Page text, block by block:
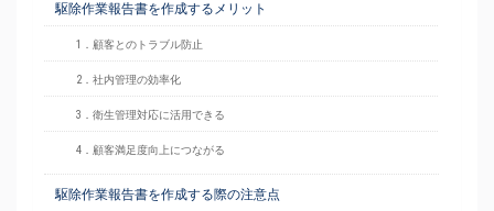
駆除作業報告書を作成するメリット
1．顧客とのトラブル防止
2．社内管理の効率化
3．衛生管理対応に活用できる
4．顧客満足度向上につながる
駆除作業報告書を作成する際の注意点